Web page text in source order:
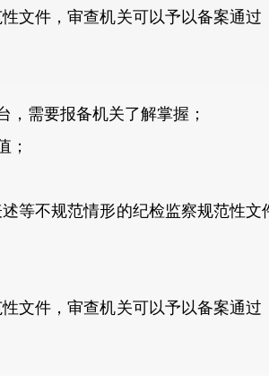
件，审查机关可以予以备案通过
需要报备机关了解掌握；
；
不规范情形的纪检监察规范性文
件，审查机关可以予以备案通过